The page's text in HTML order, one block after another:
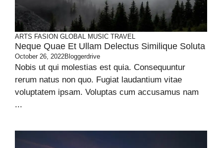
ARTS FASION GLOBAL MUSIC TRAVEL
Neque Quae Et Ullam Delectus Similique Soluta
October 26, 2022Bloggerdrive
Nobis ut qui molestias est quia. Consequuntur
rerum natus non quo. Fugiat laudantium vitae
voluptatem ipsam. Voluptas cum accusamus nam
...